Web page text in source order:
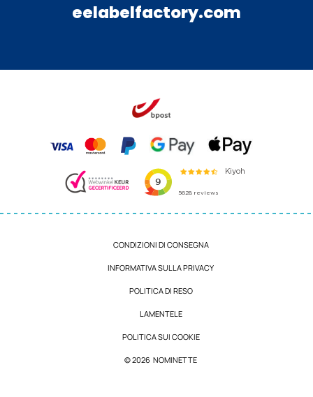
eelabelfactory.com
CONDIZIONI DI CONSEGNA
INFORMATIVA SULLA PRIVACY
POLITICA DI RESO
LAMENTELE
POLITICA SUI COOKIE
© 2026 NOMINETTE